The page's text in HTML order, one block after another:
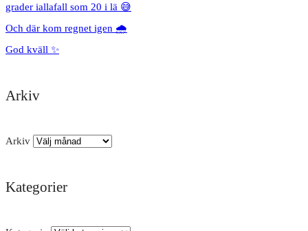
grader iallafall som 20 i lä 😅
Och där kom regnet igen 🌧️
God kväll ✨
Arkiv
Arkiv
Kategorier